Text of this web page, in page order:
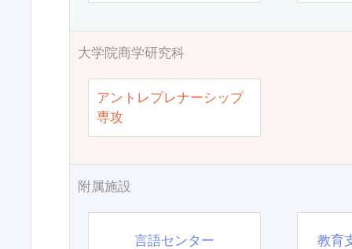
大学院商学研究科
アントレプレナーシップ
専攻
附属施設
言語センター 教育